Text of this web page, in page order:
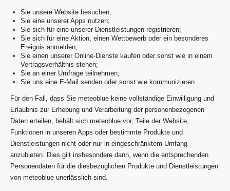
Sie unsere Website besuchen;
Sie eine unserer Apps nutzen;
Sie sich für eine unserer Dienstleistungen registrieren;
Sie sich für eine Aktion, einen Wettbewerb oder ein besonderes
Ereignis anmelden;
Sie einen unserer Online-Dienste kaufen oder sonst wie in einem
Vertragsverhältnis stehen;
Sie an einer Umfrage teilnehmen;
Sie uns eine E-Mail senden oder sonst wie kommunizieren.
Für den Fall, dass Sie meteoblue keine vollständige Einwilligung und
Erlaubnis zur Erhebung und Verarbeitung der personenbezogenen
Daten erteilen, behält sich meteoblue vor, Teile der Website,
Funktionen in unseren Apps oder bestimmte Produkte und
Dienstleistungen nicht oder nur in eingeschränktem Umfang
anzubieten. Dies gilt insbesondere dann, wenn die entsprechenden
Personendaten für die diesbezüglichen Produkte und Dienstleistungen
von meteoblue unerlässlich sind.